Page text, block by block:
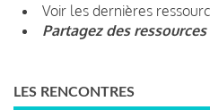
Voir les dernières
Partagez des ressources
LES RENCONTRES